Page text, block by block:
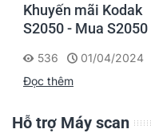
Khuyến mãi Kodak
S2050 - Mua S2050
Khí Mini + Lõi lọc dự
phòng
536
01/04/2024
Đọc thêm
Hỗ trợ Máy scan